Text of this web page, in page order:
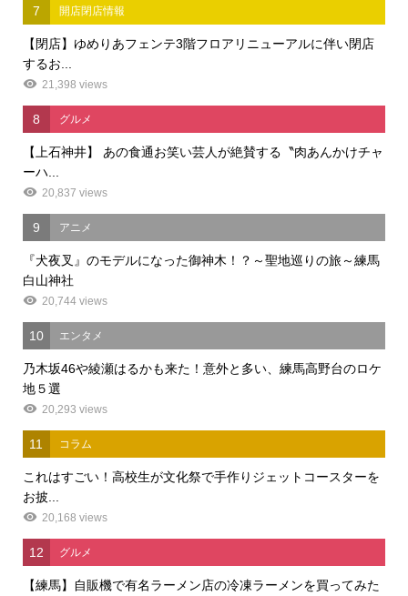
7 開店閉店情報
【閉店】ゆめりあフェンテ3階フロアリニューアルに伴い閉店
するお...
21,398 views
8 グルメ
【上石神井】 あの食通お笑い芸人が絶賛する〝肉あんかけチャ
ーハ...
20,837 views
9 アニメ
『犬夜叉』のモデルになった御神木！？～聖地巡りの旅～練馬
白山神社
20,744 views
10 エンタメ
乃木坂46や綾瀬はるかも来た！意外と多い、練馬高野台のロケ
地５選
20,293 views
11 コラム
これはすごい！高校生が文化祭で手作りジェットコースターを
お披...
20,168 views
12 グルメ
【練馬】自販機で有名ラーメン店の冷凍ラーメンを買ってみた